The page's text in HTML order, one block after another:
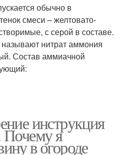
обычно в
смеси – желтовато-
с серой в составе.
нитрат аммония
Состав аммиачной
инструкция
я
в огороде